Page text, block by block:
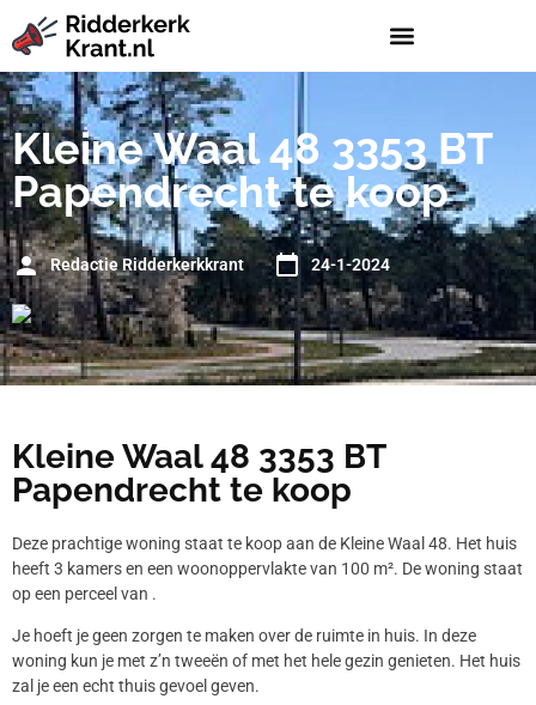
Kleine Waal 48 3353 BT
Papendrecht te koop
Redactie Ridderkerkkrant 24-1-2024
Kleine Waal 48 3353 BT
Papendrecht te koop
Deze prachtige woning staat te koop aan de Kleine Waal 48. Het huis
heeft 3 kamers en een woonoppervlakte van 100 m². De woning staat
op een perceel van .
Je hoeft je geen zorgen te maken over de ruimte in huis. In deze
woning kun je met z’n tweeën of met het hele gezin genieten. Het huis
zal je een echt thuis gevoel geven.